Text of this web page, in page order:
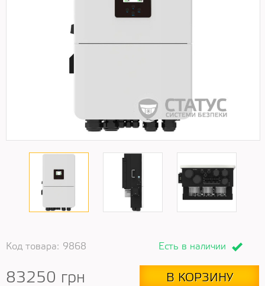
Код товара: 9868 Есть в наличии
83250 грн В КОРЗИНУ